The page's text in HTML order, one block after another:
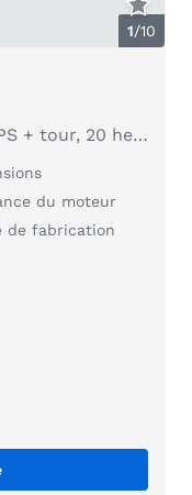
1/10
Console Deluxe + Yamaha 25 PS + tour, 20 heures d'utilisation. Comme neuve !
du moteur
de fabrication